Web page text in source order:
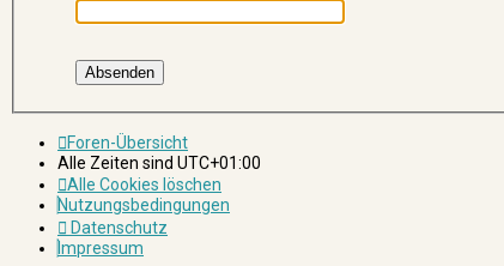
Foren-Übersicht
Alle Zeiten sind UTC+01:00
Alle Cookies löschen
Nutzungsbedingungen
Datenschutz
Impressum